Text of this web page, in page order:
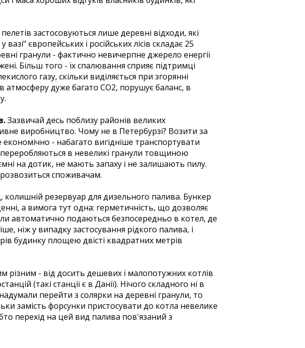
застосовуються лише деревні відходи, які
європейських і російських лісів складає 25
гранули - фактично невичерпне джерело енергії
Більш того - їх спалювання сприяє підтримці
газу, скільки виділяється при згорянні
дуже багато CO2, порушує баланс, в
Зазвичай десь поблизу районів великих
виробництво. Чому не в Петербурзі? Возити за
економічно - набагато вигідніше транспортувати
в невеликі гранули товщиною
на дотик, не мають запаху і не залишають пилу.
споживачам.
резервуар для дизельного палива. Бункер
а вимога тут одна: герметичність, що дозволяє
автоматично подаються безпосередньо в котел, де
ніж у випадку застосування рідкого палива, і
будинку площею двісті квадратних метрів
різним - від досить дешевих і малопотужних котлів
(такі станції є в Данії). Нічого складного ні в
перейти з солярки на деревні гранули, то
замість форсунки пристосувати до котла невелике
перехід на цей вид палива пов'язаний з